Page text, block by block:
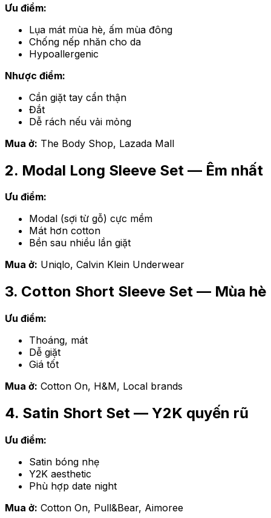
Ưu điểm:
Lụa mát mùa hè, ấm mùa đông
Chống nếp nhăn cho da
Hypoallergenic
Nhược điểm:
Cần giặt tay cẩn thận
Đắt
Dễ rách nếu vải mỏng
Mua ở: The Body Shop, Lazada Mall
2. Modal Long Sleeve Set — Êm nhất
Ưu điểm:
Modal (sợi từ gỗ) cực mềm
Mát hơn cotton
Bền sau nhiều lần giặt
Mua ở: Uniqlo, Calvin Klein Underwear
3. Cotton Short Sleeve Set — Mùa hè
Ưu điểm:
Thoáng, mát
Dễ giặt
Giá tốt
Mua ở: Cotton On, H&M, Local brands
4. Satin Short Set — Y2K quyến rũ
Ưu điểm:
Satin bóng nhẹ
Y2K aesthetic
Phù hợp date night
Mua ở: Cotton On, Pull&Bear, Aimoree